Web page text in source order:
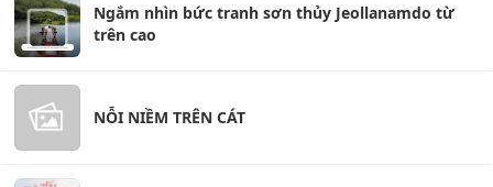
Ngắm nhìn bức tranh sơn thủy Jeollanamdo từ
trên cao
NỖI NIỀM TRÊN CÁT